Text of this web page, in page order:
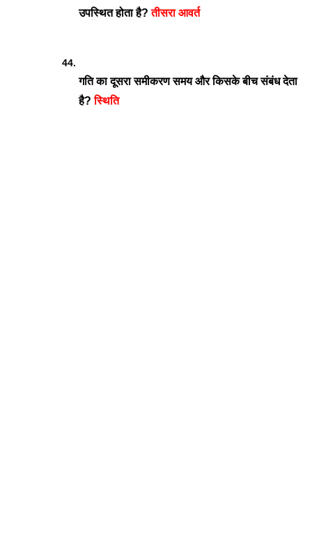
उपस्थित होता है? तीसरा आवर्त
गति का दूसरा समीकरण समय और किसके बीच संबंध देता
है? स्थिति